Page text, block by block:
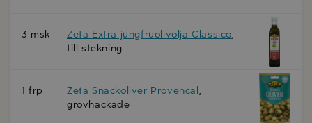
3 msk Zeta Extra jungfruolivolja Classico,
till stekning
1 frp Zeta Snackoliver Provencal ,
grovhackade